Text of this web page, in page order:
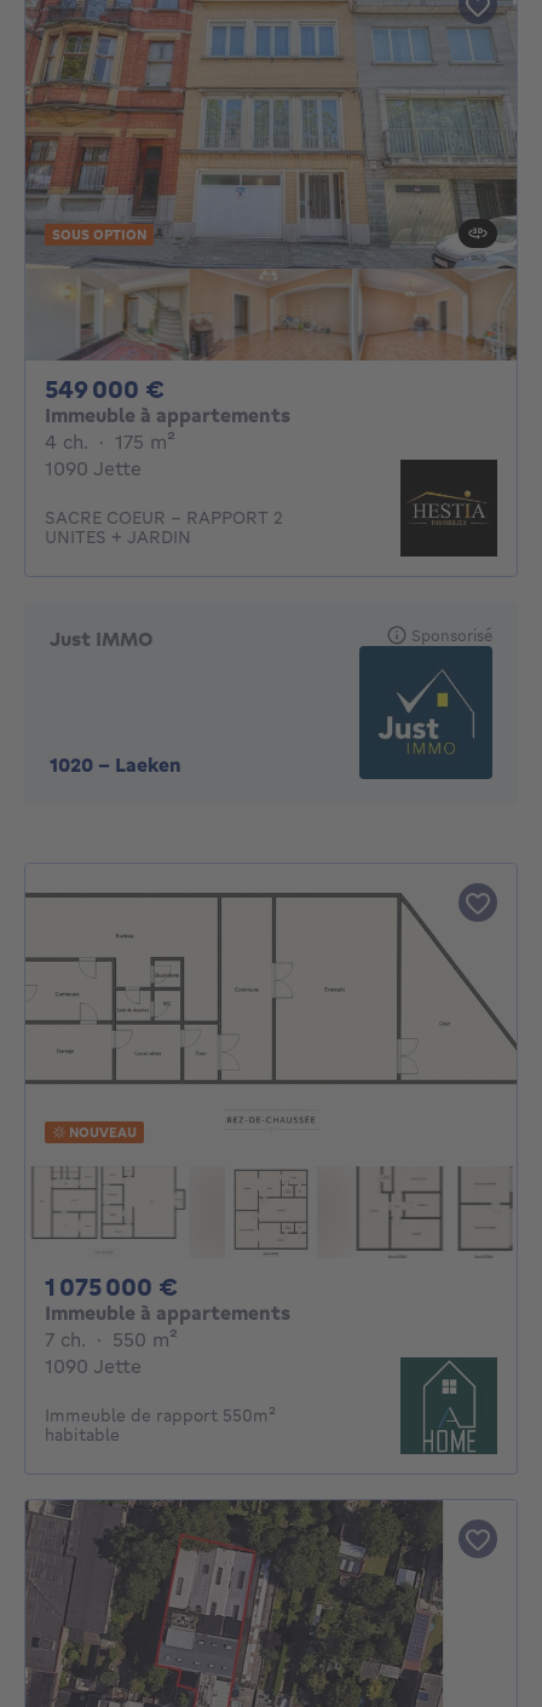
SOUS OPTION
549 000 €
Immeuble à appartements
4 ch. 4 chambres
· 175 m²
1090 Jette
SACRE COEUR - RAPPORT 2
UNITES + JARDIN
Just IMMO
1020 - Laeken
Sponsorisé
NOUVEAU
1 075 000 €
Immeuble à appartements
7 ch. 7 chambres
· 550 m²
1090 Jette
Immeuble de rapport 550m²
habitable